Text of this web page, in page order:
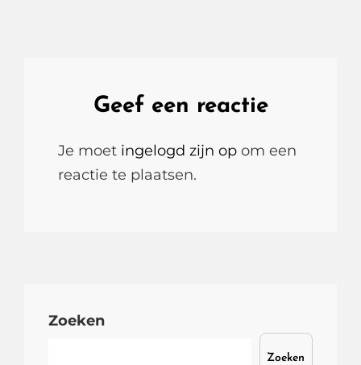
Geef een reactie
Je moet ingelogd zijn op om een
reactie te plaatsen.
Zoeken
Zoeken